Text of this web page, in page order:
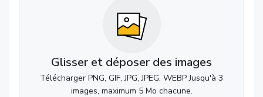
Glisser et déposer des images
Télécharger PNG, GIF, JPG, JPEG, WEBP Jusqu'à 3
images, maximum 5 Mo chacune.